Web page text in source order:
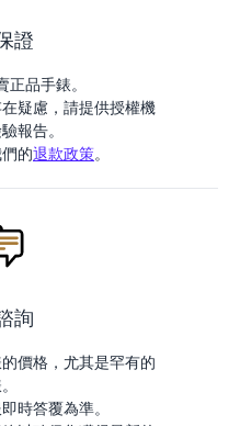
證
正品手錶。
疑慮，請提供授權機
報告。
的退款政策。
詢
價格，尤其是罕有的
時答覆為準。